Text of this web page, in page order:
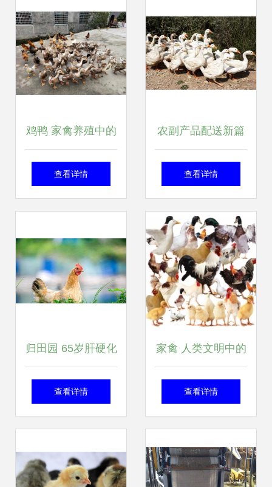
鸡鸭 家禽养殖中的
双璧
查看详情
农副产品配送新篇
章 宏鸿农产品家禽
升级
查看详情
归田园 65岁肝硬化
老人的自救之路
查看详情
家禽 人类文明中的
亲密伙伴与重要资
查看详情